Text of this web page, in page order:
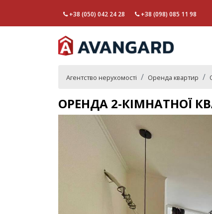
+38 (050) 042 24 28 +38 (098) 085 11 98
Агентство нерухомості Оренда квартир
ОРЕНДА 2-КІМНАТНОЇ